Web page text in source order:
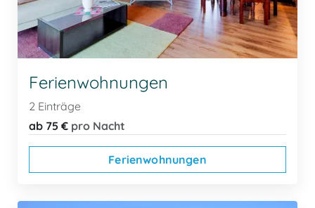
Ferienwohnungen
2 Einträge
ab 75 € pro Nacht
Ferienwohnungen